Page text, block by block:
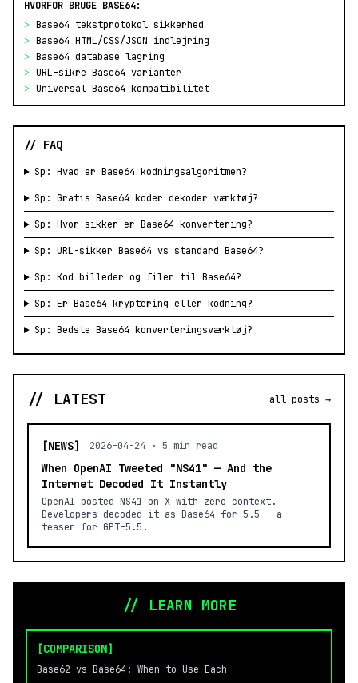
HVORFOR BRUGE BASE64:
> Base64 tekstprotokol sikkerhed
> Base64 HTML/CSS/JSON indlejring
> Base64 database lagring
> URL-sikre Base64 varianter
> Universal Base64 kompatibilitet
// FAQ
Sp: Hvad er Base64 kodningsalgoritmen?
Sp: Gratis Base64 koder dekoder værktøj?
Sp: Hvor sikker er Base64 konvertering?
Sp: URL-sikker Base64 vs standard Base64?
Sp: Kod billeder og filer til Base64?
Sp: Er Base64 kryptering eller kodning?
Sp: Bedste Base64 konverteringsværktøj?
// LATEST all posts →
[NEWS] 2026-04-24 · 5 min read
When OpenAI Tweeted "NS41" — And the
Internet Decoded It Instantly
OpenAI posted NS41 on X with zero context.
Developers decoded it as Base64 for 5.5 — a
teaser for GPT-5.5.
// LEARN MORE
[COMPARISON]
Base62 vs Base64: When to Use Each